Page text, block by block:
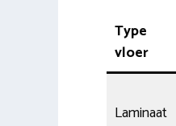
Type
vloer
Laminaat